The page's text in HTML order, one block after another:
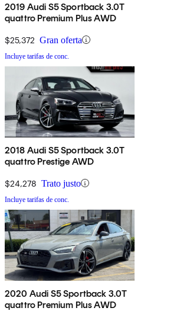
2019 Audi S5 Sportback 3.0T
quattro Premium Plus AWD
$25,372 Gran oferta
Incluye tarifas de conc.
2018 Audi S5 Sportback 3.0T
quattro Prestige AWD
$24,278 Trato justo
Incluye tarifas de conc.
2020 Audi S5 Sportback 3.0T
quattro Premium Plus AWD